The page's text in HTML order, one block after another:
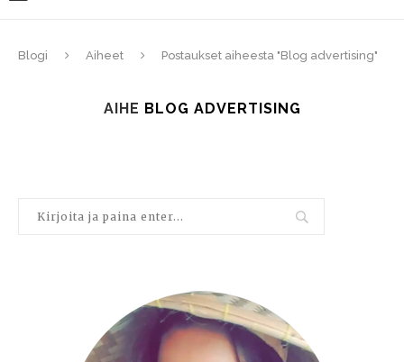
Blogi Aiheet Postaukset aiheesta "Blog advertising"
AIHE BLOG ADVERTISING